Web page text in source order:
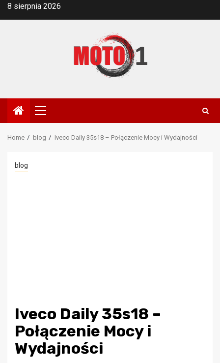
Skip8 sierpnia 2026
Primary
Menu
Home blog Iveco Daily 35s18 – Połączenie Mocy i Wydajności
blog
Iveco Daily 35s18 –
Połączenie Mocy i
Wydajności